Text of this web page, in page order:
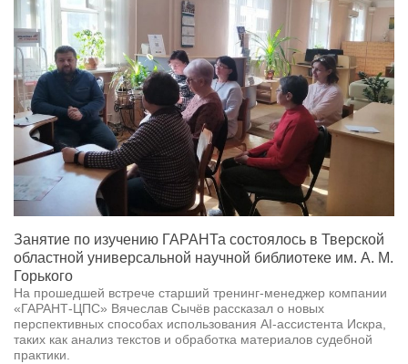
Занятие по изучению ГАРАНТа состоялось в Тверской
областной универсальной научной библиотеке им. А. М.
Горького
На прошедшей встрече старший тренинг-менеджер компании
«ГАРАНТ-ЦПС» Вячеслав Сычёв рассказал о новых
перспективных способах использования AI-ассистента Искра,
таких как анализ текстов и обработка материалов судебной
практики.